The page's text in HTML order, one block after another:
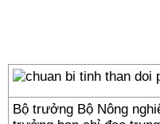
Bộ trưởng Bộ Nông